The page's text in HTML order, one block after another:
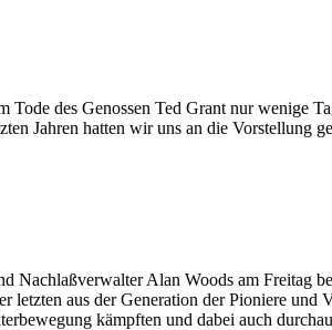
des Genossen Ted Grant nur wenige
Jahren hatten wir uns an die
Nachlaßverwalter Alan Woods am Freitag
aus der Generation der Pioniere
kämpften und dabei auch